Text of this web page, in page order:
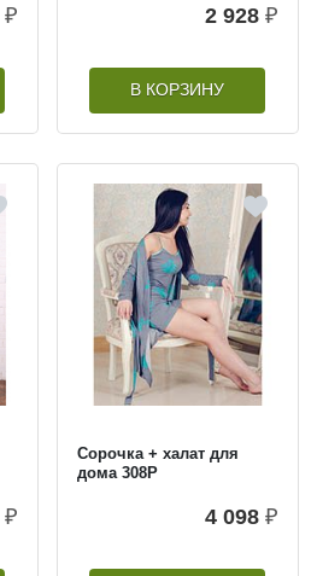
₽ 2 928 ₽
В КОРЗИНУ
₽
Сорочка + халат для
дома 308Р
4 098 ₽